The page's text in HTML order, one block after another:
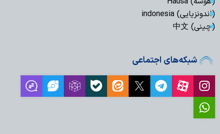
(اندونزیایی) indonesia
(چینی) 中文
شبکه‌های اجتماعی